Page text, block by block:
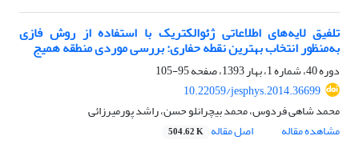
تلفیق لایه‌های اطلاعاتی ژئوالکتریک با استفاده از روش فازی
به‌منظور انتخاب بهترین نقطه حفاری: بررسی موردی منطقه همیج
دوره 40، شماره 1، بهار 1393، صفحه
95-105
10.22059/jesphys.2014.36699
محمد شاهی فردوس، محمد بیچرانلو حسن، راشد پورمیرزائی
مشاهده مقاله
اصل مقاله 504.62 K